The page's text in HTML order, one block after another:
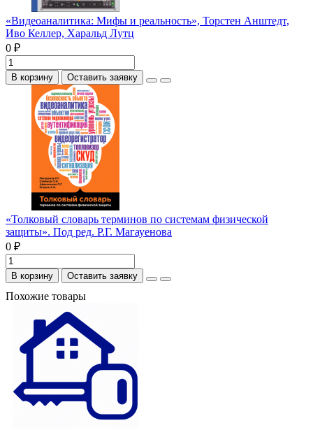
«Видеоаналитика: Мифы и реальность», Торстен Анштедт,
Иво Келлер, Харальд Лутц
0 ₽
В корзину Оставить заявку
«Толковый словарь терминов по системам физической
защиты». Под ред. Р.Г. Магауенова
0 ₽
В корзину Оставить заявку
Похожие товары